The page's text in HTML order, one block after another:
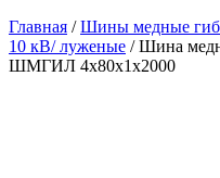
Главная /Шины медные
10 кВ/ луженые / Шина
ШМГИЛ 4х80х1х2000